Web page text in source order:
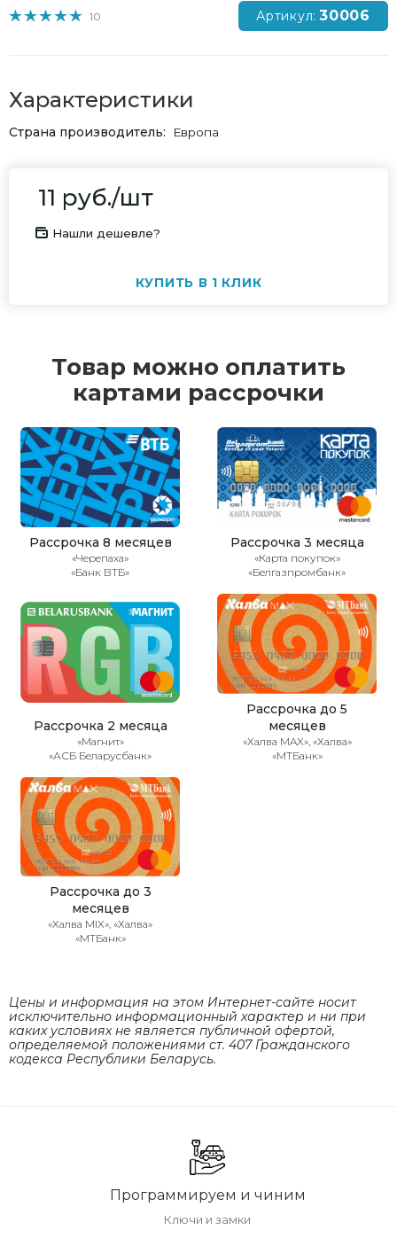
10 Артикул: 30006
Характеристики
Страна производитель Европа
11 руб./шт
Нашли дешевле?
КУПИТЬ В 1 КЛИК
Товар можно оплатить
картами рассрочки
Рассрочка 8 месяцев
«Черепаха»
«Банк ВТБ»
Рассрочка 3 месяца
«Карта покупок»
«Белгазпромбанк»
Рассрочка 2 месяца
«Магнит»
«АСБ Беларусбанк»
Рассрочка до 5
месяцев
«Халва MAX», «Халва»
«МТБанк»
Рассрочка до 3
месяцев
«Халва MIX», «Халва»
«МТБанк»
Цены и информация на этом Интернет-сайте носит
исключительно информационный характер и ни при
каких условиях не является публичной офертой,
определяемой положениями cт. 407 Гражданского
кодекса Республики Беларусь.
Программируем и чиним
Ключи и замки